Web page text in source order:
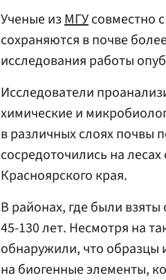
Ученые изМГУсовместно
сохраняются в почве
исследования работы
Исследователи
химические и
в различных слоях почвы
сосредоточились на
Красноярского края.
В районах, где были
45-130 лет. Несмотря на
обнаружили, что образцы
на биогенные элементы,